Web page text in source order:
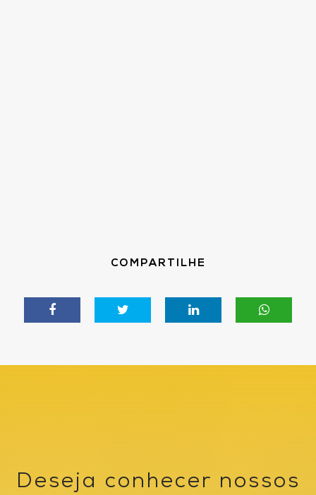
COMPARTILHE
Deseja conhecer nossos